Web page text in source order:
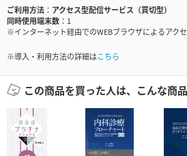
ご利用方法
アクセス型配信サービス（買切型）
同時使用端末数
1
※インターネット経由でのWEBブラウザによるアク
※導入・利用方法の詳細はこちら
この商品を買った人は、こんな商品